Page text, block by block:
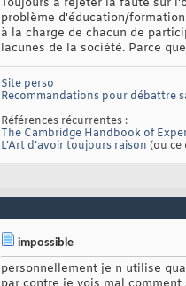
Toujours à rejeter la faute sur
problème d'éducation/
à la charge de chacun de
lacunes de la société. Parce
Site perso
Recommandations pour débattre
Références récurrentes :
The Cambridge Handbook of
L’Art d’avoir toujours raison (ou ce
impossible
personnellement je n utilise